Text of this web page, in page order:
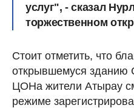
услуг", - сказал
торжественном
Стоит отметить, что
открывшемуся зданию
ЦОНа жители Атырау
режиме